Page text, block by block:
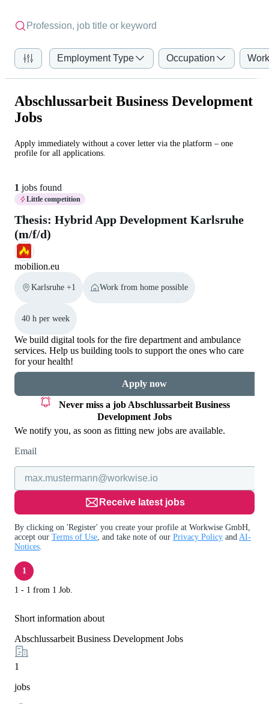
Employment Type Occupation
Abschlussarbeit Business Development
Jobs
Apply immediately without a cover letter via the platform – one
profile for all applications.
1 jobs found
Little competition
Thesis: Hybrid App Development Karlsruhe
(m/f/d)
mobilion.eu
Karlsruhe +1 Work from home possible
40 h per week
We build digital tools for the fire department and ambulance
services. Help us building tools to support the ones who care
for your health!
Apply now
Never miss a job Abschlussarbeit Business
Development Jobs
We notify you, as soon as fitting new jobs are available.
Email
Receive latest jobs
By clicking on 'Register' you create your profile at Workwise GmbH,
accept our Terms of Use , and take note of our Privacy Policy and AI-
Notices
1
1 - 1 from 1 Job.
Short information about
Abschlussarbeit Business Development Jobs
1
jobs